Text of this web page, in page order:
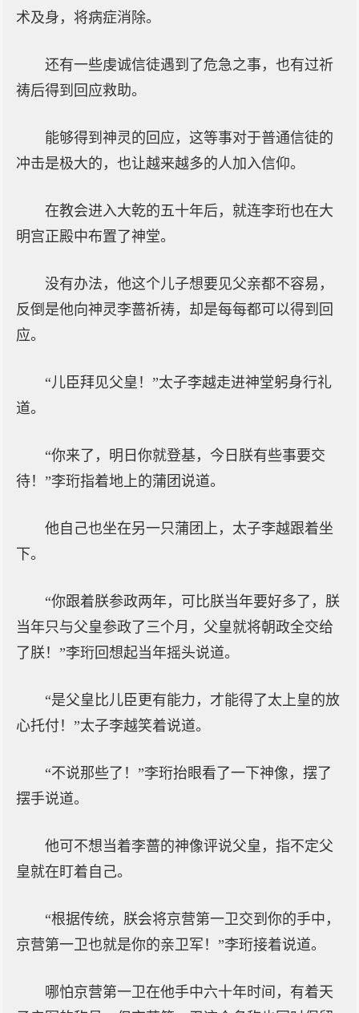
术及身，将病症消除。
还有一些虔诚信徒遇到了危急之事，也有过祈
祷后得到回应救助。
能够得到神灵的回应，这等事对于普通信徒的
冲击是极大的，也让越来越多的人加入信仰。
在教会进入大乾的五十年后，就连李珩也在大
明宫正殿中布置了神堂。
没有办法，他这个儿子想要见父亲都不容易，
反倒是他向神灵李蔷祈祷，却是每每都可以得到回
应。
“儿臣拜见父皇！”太子李越走进神堂躬身行礼
道。
“你来了，明日你就登基，今日朕有些事要交
待！”李珩指着地上的蒲团说道。
他自己也坐在另一只蒲团上，太子李越跟着坐
下。
“你跟着朕参政两年，可比朕当年要好多了，朕
当年只与父皇参政了三个月，父皇就将朝政全交给
了朕！”李珩回想起当年摇头说道。
“是父皇比儿臣更有能力，才能得了太上皇的放
心托付！”太子李越笑着说道。
“不说那些了！”李珩抬眼看了一下神像，摆了
摆手说道。
他可不想当着李蔷的神像评说父皇，指不定父
皇就在盯着自己。
“根据传统，朕会将京营第一卫交到你的手中，
京营第一卫也就是你的亲卫军！”李珩接着说道。
哪怕京营第一卫在他手中六十年时间，有着天